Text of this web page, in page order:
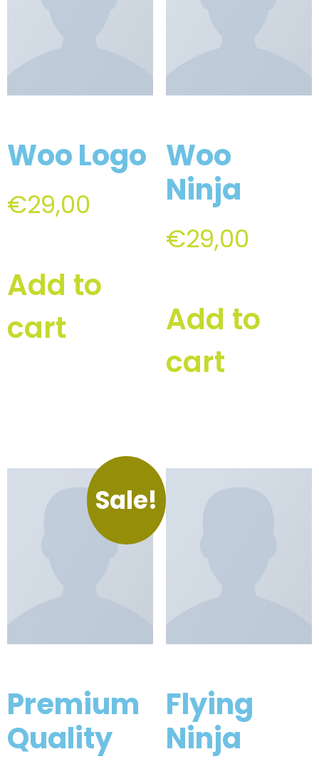
Woo Logo
€29,00
Add to
cart
Woo
Ninja
€29,00
Add to
cart
Sale!
Premium
Quality
Flying
Ninja